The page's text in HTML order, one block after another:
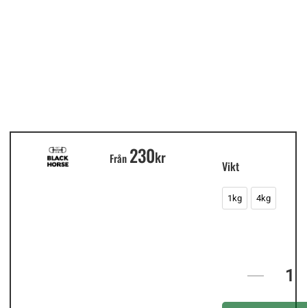
Från 230kr Vikt
1kg 4kg